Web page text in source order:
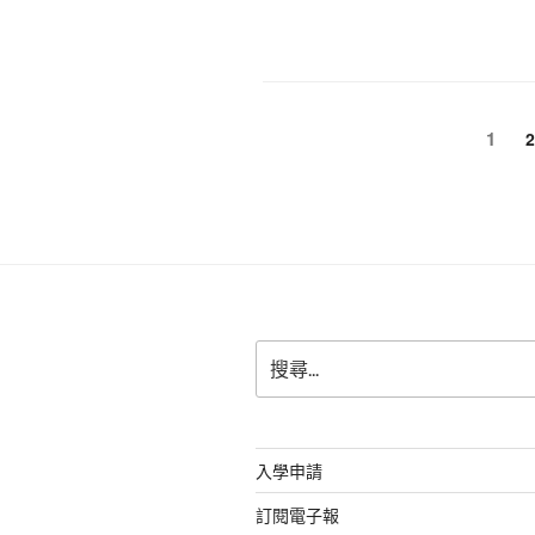
頁
1
頁
2
尋
關
字:
入學申請
訂閱電子報